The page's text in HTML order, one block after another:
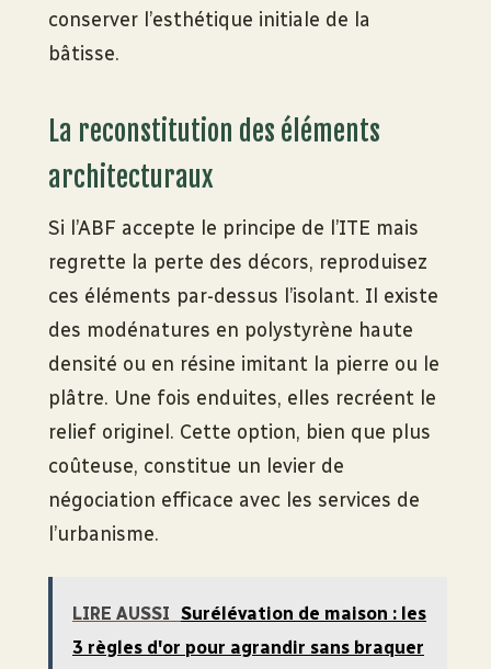
conserver l’esthétique initiale de la
bâtisse.
La reconstitution des éléments
architecturaux
Si l’ABF accepte le principe de l’ITE mais
regrette la perte des décors, reproduisez
ces éléments par-dessus l’isolant. Il existe
des modénatures en polystyrène haute
densité ou en résine imitant la pierre ou le
plâtre. Une fois enduites, elles recréent le
relief originel. Cette option, bien que plus
coûteuse, constitue un levier de
négociation efficace avec les services de
l’urbanisme.
LIRE AUSSI Surélévation de maison : les
3 règles d'or pour agrandir sans braquer